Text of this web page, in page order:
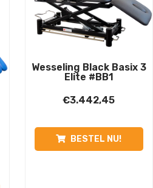
Wesseling Black Basix 3
Elite #BB1
€3.442,45
BESTEL NU!